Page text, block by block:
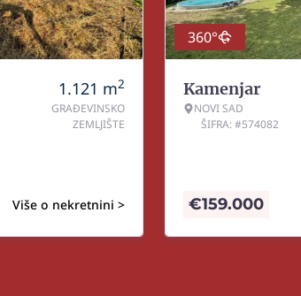
1.121 m2
GRAĐEVINSKO
ZEMLJIŠTE
Više o nekretnini >
360°
Kamenjar
NOVI SAD
ŠIFRA: #574082
€159.000